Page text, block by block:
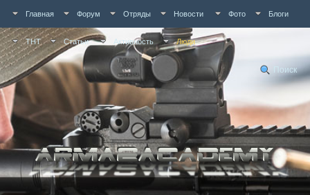
Главная Форум Отряды Новости Фото Блоги
ТНТ Статьи Активность Люди
Поиск